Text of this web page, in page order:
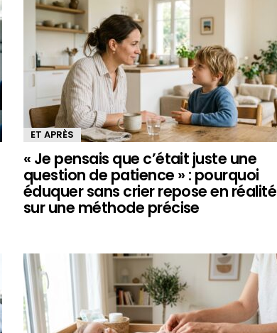
ET APRÈS
« Je pensais que c’était juste une
question de patience » : pourquoi
éduquer sans crier repose en réalité
sur une méthode précise